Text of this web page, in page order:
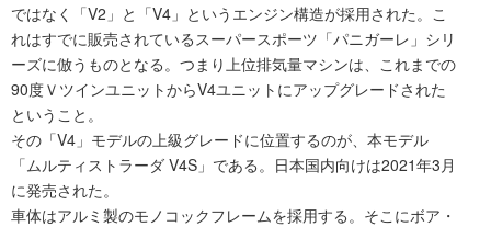
ではなく「V2」と「V4」というエンジン構造が採用された。こ
れはすでに販売されているスーパースポーツ「パニガーレ」シリ
ーズに倣うものとなる。つまり上位排気量マシンは、これまでの
90度ＶツインユニットからV4ユニットにアップグレードされた
ということ。
その「V4」モデルの上級グレードに位置するのが、本モデル
「ムルティストラーダ V4S」である。日本国内向けは2021年3月
に発売された。
車体はアルミ製のモノコックフレームを採用する。そこにボア・